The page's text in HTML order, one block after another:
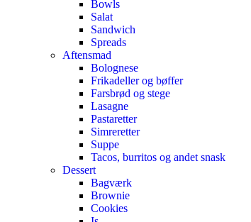
Bowls
Salat
Sandwich
Spreads
Aftensmad
Bolognese
Frikadeller og bøffer
Farsbrød og stege
Lasagne
Pastaretter
Simreretter
Suppe
Tacos, burritos og andet snask
Dessert
Bagværk
Brownie
Cookies